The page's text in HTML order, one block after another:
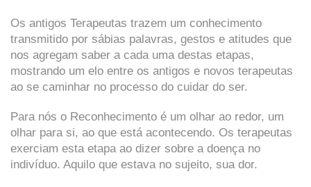
Os antigos Terapeutas trazem um conhecimento
transmitido por sábias palavras, gestos e atitudes que
nos agregam saber a cada uma destas etapas,
mostrando um elo entre os antigos e novos terapeutas
ao se caminhar no processo do cuidar do ser.
Para nós o Reconhecimento é um olhar ao redor, um
olhar para si, ao que está acontecendo. Os terapeutas
exerciam esta etapa ao dizer sobre a doença no
indivíduo. Aquilo que estava no sujeito, sua dor.